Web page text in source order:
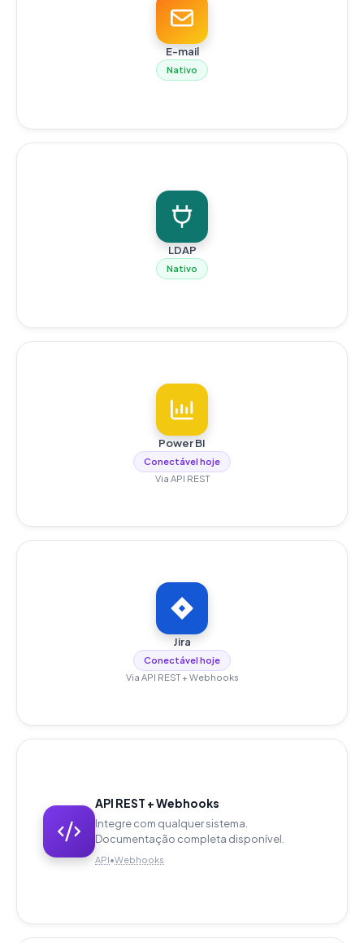
E-mail
Nativo
LDAP
Nativo
Power BI
Conectável hoje
Via API REST
Jira
Conectável hoje
Via API REST + Webhooks
API REST + Webhooks
Integre com qualquer sistema.
Documentação completa disponível.
API•Webhooks